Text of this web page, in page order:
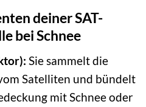
deiner SAT-
bei Schnee
Sie sammelt die
Satelliten und bündelt
mit Schnee oder